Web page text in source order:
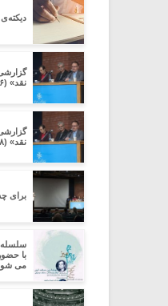
نقد» (۶)
نقد» (۸)
برای
سلسله
با
می